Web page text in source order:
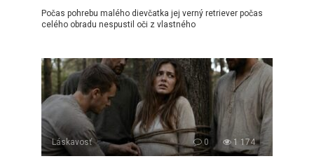
Počas pohrebu malého dievčatka jej verný retriever počas
celého obradu nespustil oči z vlastného
Láskavosť 0 1 174